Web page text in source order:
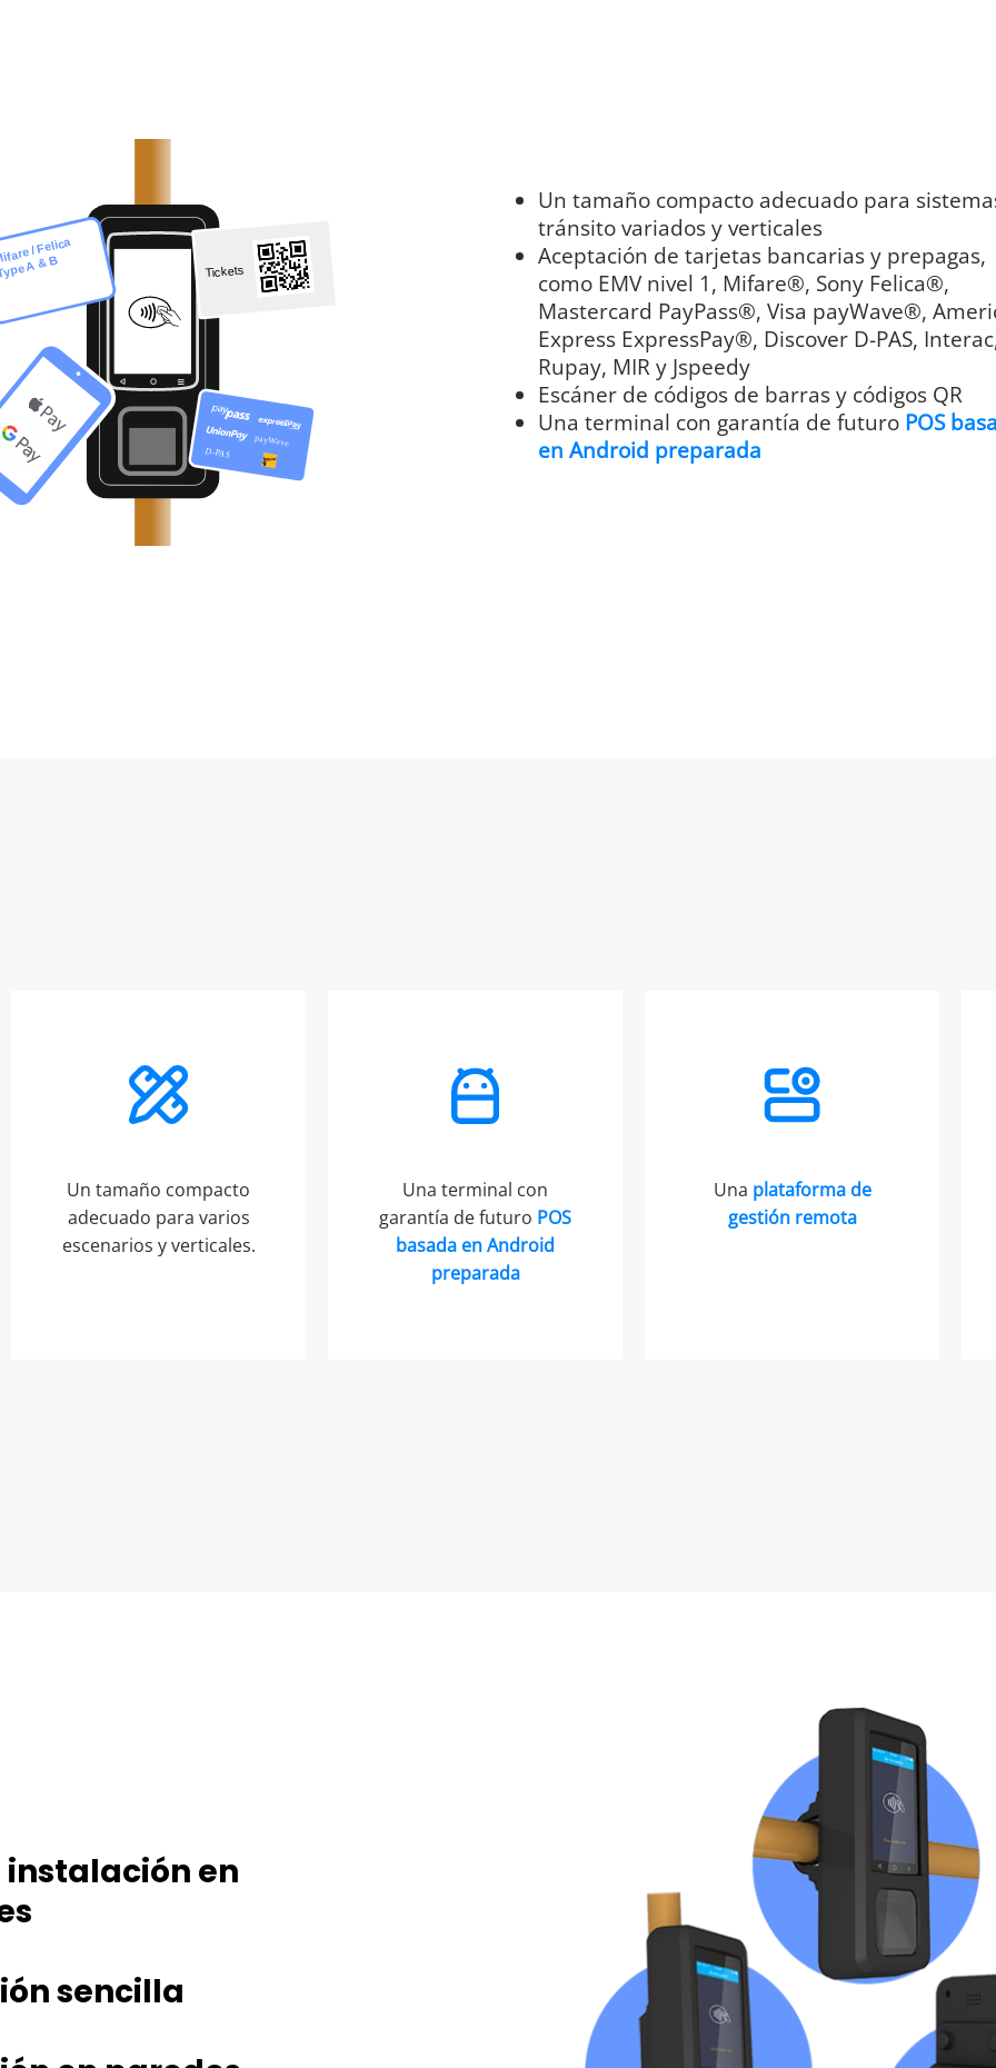
Un tamaño compacto adecuado para
tránsito variados y verticales
Aceptación de tarjetas bancarias y prepagas,
como EMV nivel 1, Mifare®, Sony Felica®,
Mastercard PayPass®, Visa payWave®,
Express ExpressPay®, Discover D-PAS,
Rupay, MIR y Jspeedy
Escáner de códigos de barras y códigos QR
Una terminal con garantía de futuro POS
en Android preparada
Un tamaño compacto
adecuado para varios
escenarios y verticales.
Una terminal con
garantía de futuro POS
basada en Android
preparada
Una plataforma de
gestión remota
instalación en
sencilla